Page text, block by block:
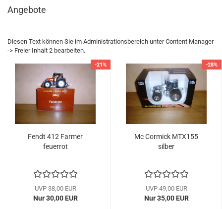
Angebote
Diesen Text können Sie im Administrationsbereich unter Content Manager
-> Freier Inhalt 2 bearbeiten.
-21%
Fendt 412 Farmer
feuerrot
UVP 38,00 EUR
Nur 30,00 EUR
-28%
Mc Cormick MTX155
silber
UVP 49,00 EUR
Nur 35,00 EUR